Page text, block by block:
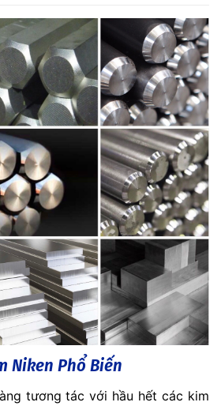
Niken Phổ Biến
tương tác với hầu hết các kim